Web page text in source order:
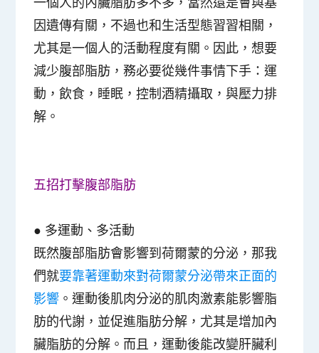
因遺傳有關，不過也和生活型態習習相關，
尤其是一個人的活動程度有關。因此，想要
減少腹部脂肪，務必要從幾件事情下手：運
動，飲食，睡眠，控制酒精攝取，與壓力排
解 。
五招打擊腹部脂肪
● 多運動、多活動
既然腹部脂肪會影響到荷爾蒙的分泌，那我
們就要靠著運動來對荷爾蒙分泌帶來正面的
影響 。運動後肌肉分泌的肌肉激素能影響脂
肪的代謝，並促進脂肪分解，尤其是增加內
臟脂肪的分解。而且，運動後能改變肝臟利